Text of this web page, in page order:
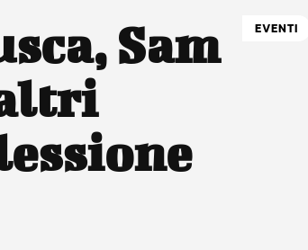
Sam
EVENTI